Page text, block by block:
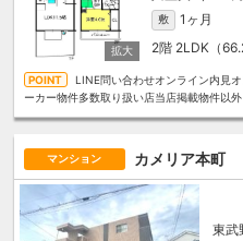
敷 1ヶ月
2階 2LDK（
LINE問い合わせオンライン内見
ーカー物件多数取り扱い店当店掲載物件以
マンション カメリア本町
東武